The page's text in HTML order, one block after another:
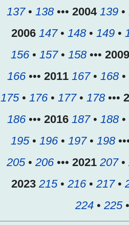
137• 138••• 2004 139•
2006 147• 148• 149•
156• 157• 158••• 2009
166••• 2011 167• 168•
175• 176• 177• 178•••
186••• 2016 187• 188•
195• 196• 197• 198
205• 206••• 2021 207•
2023 215• 216• 217•
224• 225